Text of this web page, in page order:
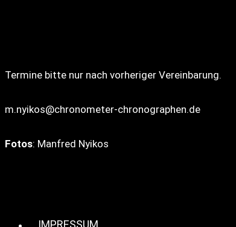
Termine bitte nur nach vorheriger Vereinbarung.
m.nyikos@chronometer-chronographen.de
Fotos: Manfred Nyikos